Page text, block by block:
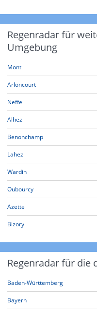
Regenradar für
Umgebung
Mont
Arloncourt
Neffe
Alhez
Benonchamp
Lahez
Wardin
Oubourcy
Azette
Bizory
Regenradar für die
Baden-Württemberg
Bayern